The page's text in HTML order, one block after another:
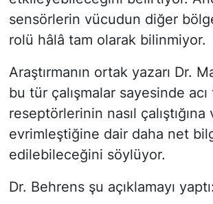
sensörlerin vücudun diğer
rolü hâlâ tam olarak bilinmiyor.
Araştırmanın ortak yazarı Dr.
bu tür çalışmalar sayesinde acı
reseptörlerinin nasıl
evrimleştiğine dair daha net
edilebileceğini söylüyor.
Dr. Behrens şu açıklamayı yaptı: